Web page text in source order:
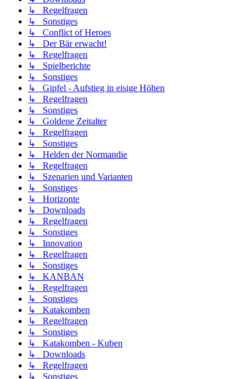
↳ Regelfragen
↳ Sonstiges
↳ Conflict of Heroes
↳ Der Bär erwacht!
↳ Regelfragen
↳ Spielberichte
↳ Sonstiges
↳ Gipfel - Aufstieg in eisige Höhen
↳ Regelfragen
↳ Sonstiges
↳ Goldene Zeitalter
↳ Regelfragen
↳ Sonstiges
↳ Helden der Normandie
↳ Regelfragen
↳ Szenarien und Varianten
↳ Sonstiges
↳ Horizonte
↳ Downloads
↳ Regelfragen
↳ Sonstiges
↳ Innovation
↳ Regelfragen
↳ Sonstiges
↳ KANBAN
↳ Regelfragen
↳ Sonstiges
↳ Katakomben
↳ Regelfragen
↳ Sonstiges
↳ Katakomben - Kuben
↳ Downloads
↳ Regelfragen
↳ Sonstiges